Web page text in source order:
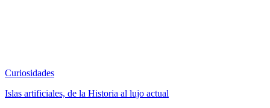
Curiosidades
Islas artificiales, de la Historia al lujo actual